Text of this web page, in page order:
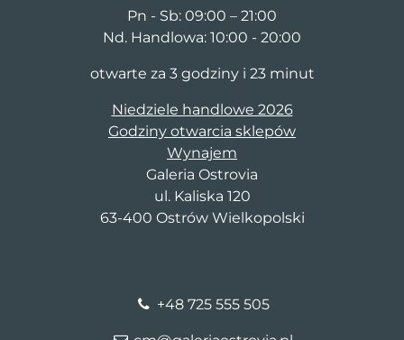
Pn - Sb: 09:00 – 21:00
Nd. Handlowa: 10:00 - 20:00
otwarte za 3 godziny i 23 minut
Niedziele handlowe 2026
Godziny otwarcia sklepów
Wynajem
Galeria Ostrovia
ul. Kaliska 120
63-400 Ostrów Wielkopolski
+48 725 555 505